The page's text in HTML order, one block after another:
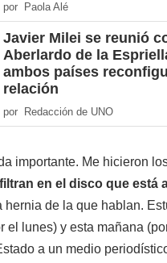
por Paola Alé
Javier Milei se reunió
Aberlardo de la
ambos países
relación
por Redacción de UNO
importante. Me hicieron
en el disco que está
hernia de la que hablan.
el lunes) y esta mañana
a un medio